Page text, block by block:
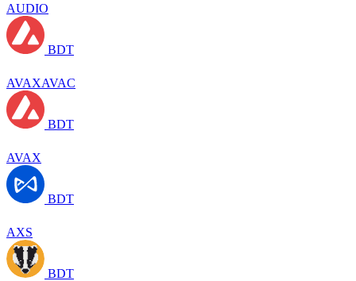
AUDIO
BDT
AVAXAVAC
BDT
AVAX
BDT
AXS
BDT